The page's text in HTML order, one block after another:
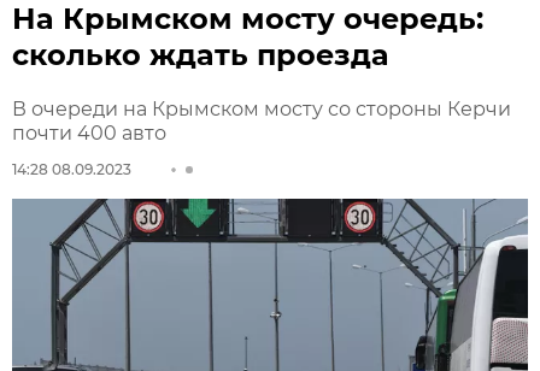
На Крымском мосту очередь:
сколько ждать проезда
В очереди на Крымском мосту со стороны Керчи
почти 400 авто
14:28 08.09.2023